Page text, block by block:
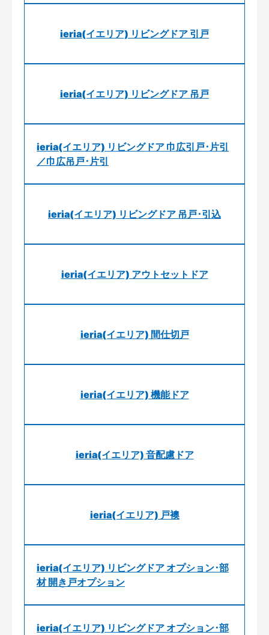
ieria(イエリア) リビングドア 引戸
ieria(イエリア) リビングドア 吊戸
ieria(イエリア) リビングドア 巾広引戸･片引
／巾広吊戸･片引
ieria(イエリア) リビングドア 吊戸･引込
ieria(イエリア) アウトセットドア
ieria(イエリア) 間仕切戸
ieria(イエリア) 機能ドア
ieria(イエリア) 音配慮ドア
ieria(イエリア) 戸襖
ieria(イエリア) リビングドア オプション･部
材 開き戸オプション
ieria(イエリア) リビングドア オプション･部